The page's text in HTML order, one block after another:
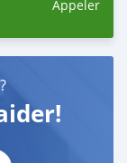
Appeler